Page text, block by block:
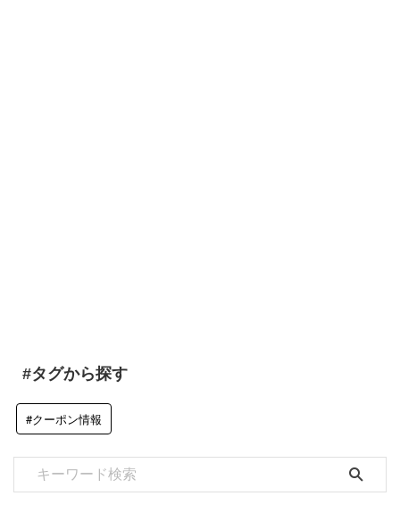
#タグから探す
#クーポン情報